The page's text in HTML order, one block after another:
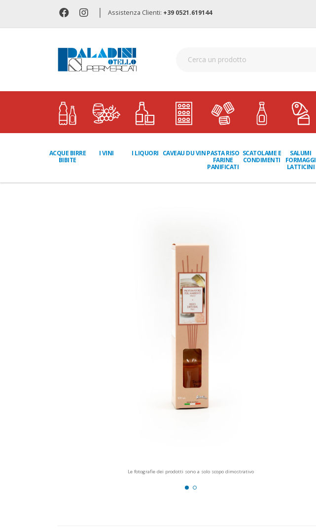
| Assistenza Clienti: +39 0521.619144
ACQUE BIRRE
BIBITE
I VINI I LIQUORI CAVEAU DU VINPASTA RISO
FARINE
PANIFICATI
SCATOLAME E
CONDIMENTI
SALUMI
FORMAGGI
LATTICINI
Le fotografie dei prodotti sono a solo scopo dimostrativo